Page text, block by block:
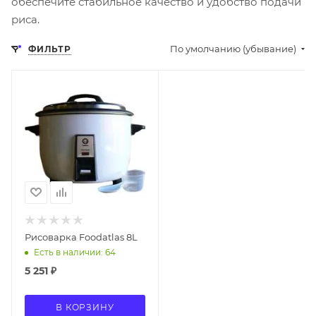
риса.
ФИЛЬТР По умолчанию (убывание)
Рисоварка Foodatlas 8L
Есть в наличии: 64
5 251 ₽
В КОРЗИНУ